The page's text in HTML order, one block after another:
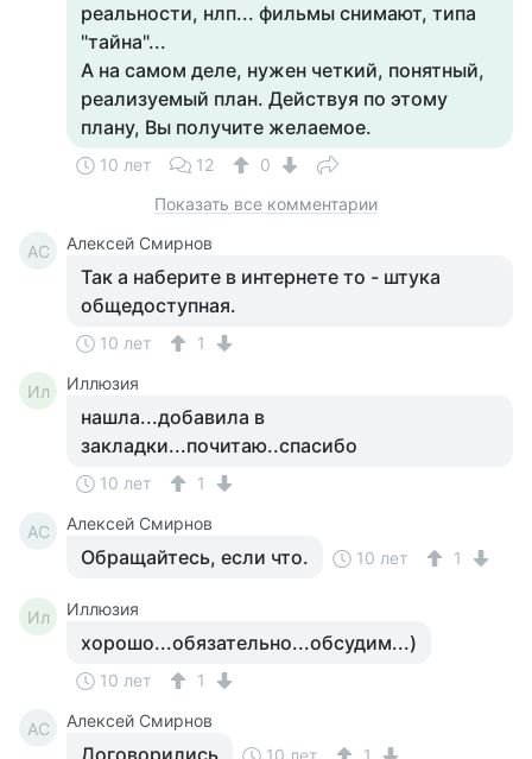
реальности, нлп... фильмы снимают, типа
"тайна"...
А на самом деле, нужен четкий, понятный,
реализуемый план. Действуя по этому
плану, Вы получите желаемое.
10 лет 12
0
Показать все комментарии
АС Алексей Смирнов
Так а наберите в интернете то - штука
общедоступная.
10 лет 1
Ил Иллюзия
нашла...добавила в
закладки...почитаю..спасибо
10 лет 1
АС Алексей Смирнов
Обращайтесь, если что. 10 лет 1
Ил Иллюзия
хорошо...обязательно...обсудим...)
10 лет 1
АС Алексей Смирнов
Договорились 10 лет 1